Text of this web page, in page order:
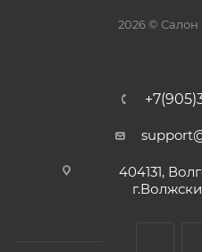
2026 ©
404131,